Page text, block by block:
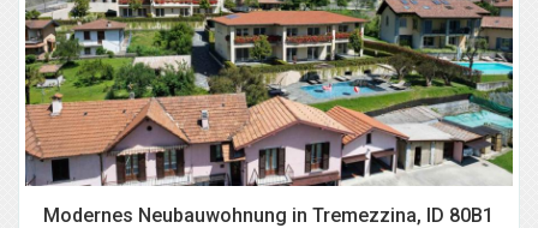
Modernes Neubauwohnung in Tremezzina, ID 80B1